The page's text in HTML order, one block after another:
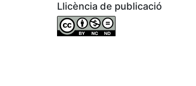
Llicència de publicació